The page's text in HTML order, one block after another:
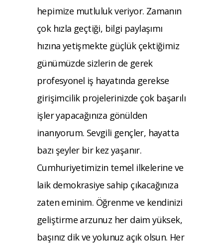
hepimize mutluluk veriyor. Zamanın
çok hızla geçtiği, bilgi paylaşımı
hızına yetişmekte güçlük çektiğimiz
günümüzde sizlerin de gerek
profesyonel iş hayatında gerekse
girişimcilik projelerinizde çok başarılı
işler yapacağınıza gönülden
inanıyorum. Sevgili gençler, hayatta
bazı şeyler bir kez yaşanır.
Cumhuriyetimizin temel ilkelerine ve
laik demokrasiye sahip çıkacağınıza
zaten eminim. Öğrenme ve kendinizi
geliştirme arzunuz her daim yüksek,
başınız dik ve yolunuz açık olsun. Her